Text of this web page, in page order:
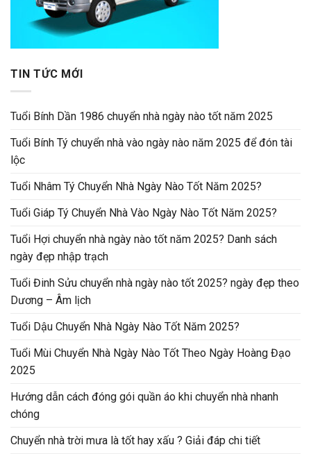
TIN TỨC MỚI
Tuổi Bính Dần 1986 chuyển nhà ngày nào tốt năm 2025
Tuổi Bính Tý chuyển nhà vào ngày nào năm 2025 để đón tài
lộc
Tuổi Nhâm Tý Chuyển Nhà Ngày Nào Tốt Năm 2025?
Tuổi Giáp Tý Chuyển Nhà Vào Ngày Nào Tốt Năm 2025?
Tuổi Hợi chuyển nhà ngày nào tốt năm 2025? Danh sách
ngày đẹp nhập trạch
Tuổi Đinh Sửu chuyển nhà ngày nào tốt 2025? ngày đẹp theo
Dương – Âm lịch
Tuổi Dậu Chuyển Nhà Ngày Nào Tốt Năm 2025?
Tuổi Mùi Chuyển Nhà Ngày Nào Tốt Theo Ngày Hoàng Đạo
2025
Hướng dẫn cách đóng gói quần áo khi chuyển nhà nhanh
chóng
Chuyển nhà trời mưa là tốt hay xấu ? Giải đáp chi tiết